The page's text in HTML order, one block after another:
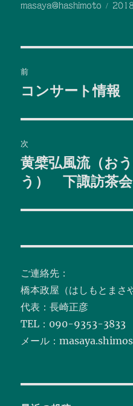
投
masaya@hashimoto
投
稿
ビ
ゲ
ー
シ
前
前
投
稿:
コンサート情報
次
次
の
稿:
黄檗弘風流（お
う） 下諏訪茶会
ご連絡先：
橋本政屋（はしもとまさ
代表：長崎正彦
TEL：090-9353-3833
メール：